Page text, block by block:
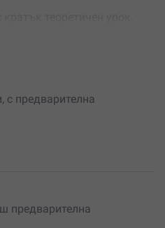
където ще свикнеш с
до 5-6 метра
опитен инструктор ще
–
моменти вечни, ще
на цялото
предварителна
предварителна